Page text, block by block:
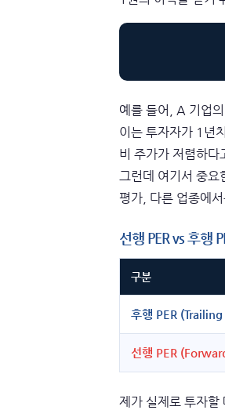
예를 들어, A 기업
이는 투자자가 1년
비 주가가 저렴하다
그런데 여기서 중요
평가, 다른 업종에
선행 PER vs 후행
구분
후행 PER (Trailing
선행 PER
제가 실제로 투자할